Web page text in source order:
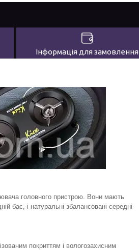
Інформація для замовлення
головного пристрою. Вони мають
бас, і натуральні збалансовані середні
покриттям і вологозахисним